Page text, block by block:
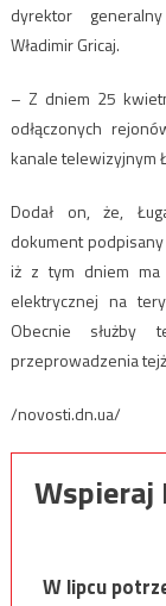
dyrektor
Władimir Gricaj.
– Z dniem 25
odłączonych
kanale telewizyjnym
Dodał on, że,
dokument
iż z tym dniem ma
elektrycznej na
Obecnie służby
przeprowadzenia
/novosti.dn.ua/
Wspieraj
W lipcu